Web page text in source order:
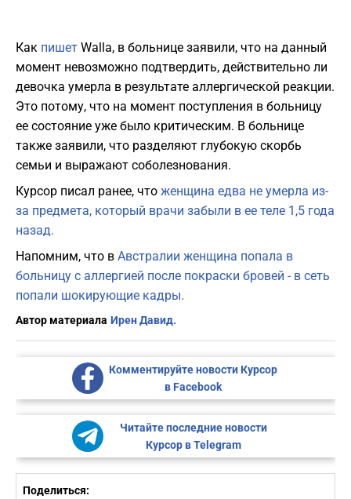
Как пишет Walla, в больнице заявили, что на данный
момент невозможно подтвердить, действительно ли
девочка умерла в результате аллергической реакции.
Это потому, что на момент поступления в больницу
ее состояние уже было критическим. В больнице
также заявили, что разделяют глубокую скорбь
семьи и выражают соболезнования.
Курсор писал ранее, что женщина едва не умерла из-
за предмета, который врачи забыли в ее теле 1,5 года
назад.
Напомним, что в Австралии женщина попала в
больницу с аллергией после покраски бровей - в сеть
попали шокирующие кадры.
Автор материала Ирен Давид.
Комментируйте новости Курсор
в Facebook
Читайте последние новости
Курсор в Telegram
Поделиться: